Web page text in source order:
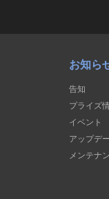
お知ら
告知
プライズ
イベント
アップデ
メンテナ